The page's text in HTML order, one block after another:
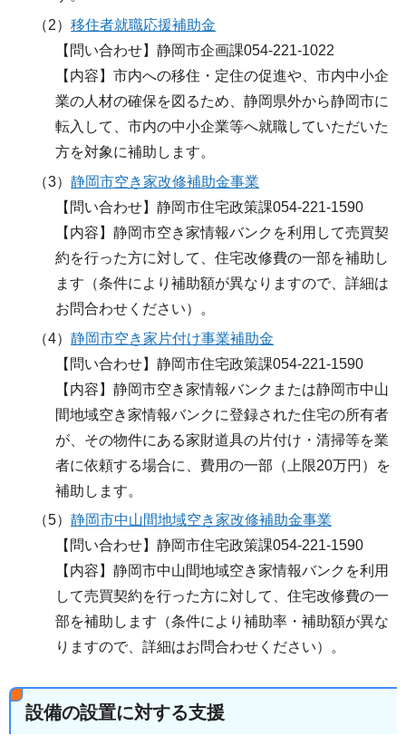
（2）移住者就職応援補助金
【問い合わせ】静岡市企画課054-221-1022
【内容】市内への移住・定住の促進や、市内中小企
業の人材の確保を図るため、静岡県外から静岡市に
転入して、市内の中小企業等へ就職していただいた
方を対象に補助します。
（3）静岡市空き家改修補助金事業
【問い合わせ】静岡市住宅政策課054-221-1590
【内容】静岡市空き家情報バンクを利用して売買契
約を行った方に対して、住宅改修費の一部を補助し
ます（条件により補助額が異なりますので、詳細は
お問合わせください）。
（4）静岡市空き家片付け事業補助金
【問い合わせ】静岡市住宅政策課054-221-1590
【内容】静岡市空き家情報バンクまたは静岡市中山
間地域空き家情報バンクに登録された住宅の所有者
が、その物件にある家財道具の片付け・清掃等を業
者に依頼する場合に、費用の一部（上限20万円）を
補助します。
（5）静岡市中山間地域空き家改修補助金事業
【問い合わせ】静岡市住宅政策課054-221-1590
【内容】静岡市中山間地域空き家情報バンクを利用
して売買契約を行った方に対して、住宅改修費の一
部を補助します（条件により補助率・補助額が異な
りますので、詳細はお問合わせください）。
設備の設置に対する支援